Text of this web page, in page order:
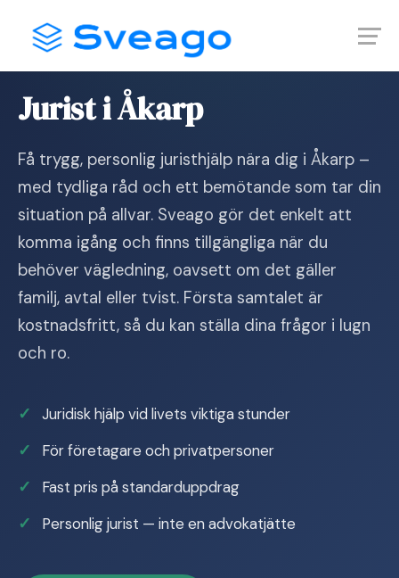
content
Jurist i Åkarp
Få trygg, personlig juristhjälp nära dig i Åkarp –
med tydliga råd och ett bemötande som tar din
situation på allvar. Sveago gör det enkelt att
komma igång och finns tillgängliga när du
behöver vägledning, oavsett om det gäller
familj, avtal eller tvist. Första samtalet är
kostnadsfritt, så du kan ställa dina frågor i lugn
och ro.
Juridisk hjälp vid livets viktiga stunder
För företagare och privatpersoner
Fast pris på standarduppdrag
Personlig jurist — inte en advokatjätte